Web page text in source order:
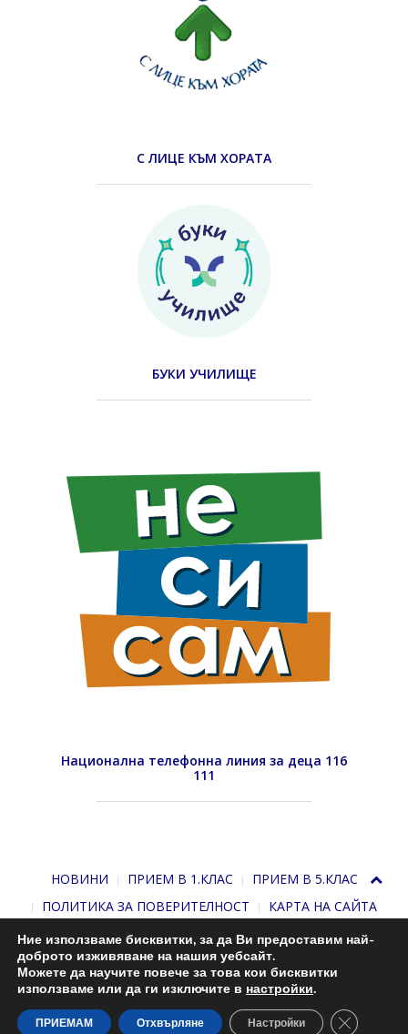
С ЛИЦЕ КЪМ ХОРАТА
БУКИ УЧИЛИЩЕ
Национална телефонна линия за деца 116
111
НОВИНИ ПРИЕМ В 1.КЛАС
ПРИЕМ В 5.КЛАС
ПОЛИТИКА ЗА ПОВЕРИТЕЛНОСТ
КАРТА НА САЙТА
С подкрепата наНиколай Комнев. 2013-2026
Ние използваме бисквитки, за да Ви предоставим най-
доброто изживяване на нашия уебсайт.
Можете да научите повече за това кои бисквитки
използваме или да ги изключите в настройки.
ПРИЕМАМ Отхвърляне Настройки Close